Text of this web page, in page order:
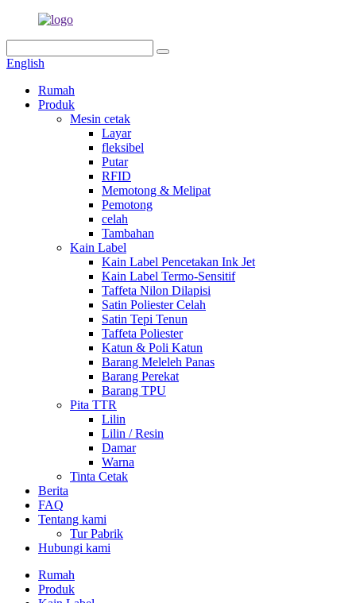
English
Rumah
Produk
Mesin cetak
Layar
fleksibel
Putar
RFID
Memotong & Melipat
Pemotong
celah
Tambahan
Kain Label
Kain Label Pencetakan Ink Jet
Kain Label Termo-Sensitif
Taffeta Nilon Dilapisi
Satin Poliester Celah
Satin Tepi Tenun
Taffeta Poliester
Katun & Poli Katun
Barang Meleleh Panas
Barang Perekat
Barang TPU
Pita TTR
Lilin
Lilin / Resin
Damar
Warna
Tinta Cetak
Berita
FAQ
Tentang kami
Tur Pabrik
Hubungi kami
Rumah
Produk